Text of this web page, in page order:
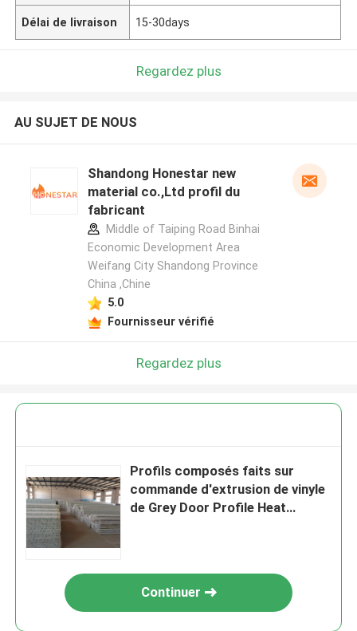
Délai de livraison 15-30days
Regardez plus
AU SUJET DE NOUS
Shandong Honestar new
material co.,Ltd profil du
fabricant
Middle of Taiping Road Binhai
Economic Development Area
Weifang City Shandong Province
China ,Chine
5.0
Fournisseur vérifié
Regardez plus
Profils composés faits sur
commande d'extrusion de vinyle
de Grey Door Profile Heat
Continuer